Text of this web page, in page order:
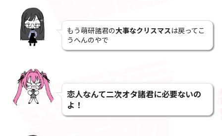
もう萌研諸君の大事なクリスマスは戻ってこ
うへんのやで
恋人なんて二次オタ諸君に必要ないの
よ！